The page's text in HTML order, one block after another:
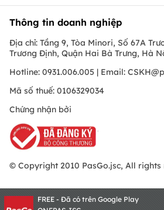
Thông tin doanh nghiệp
Địa chỉ: Tầng 9, Tòa Minori, Số 67A
Trương Định, Quận Hai Bà Trưng, Hà
Hotline: 0931.006.005 | Email:
Mã số thuế: 0106329034
Chứng nhận bởi
© Copyright 2010 PasGo.jsc, All rights
FREE - Đã có trên Google Play